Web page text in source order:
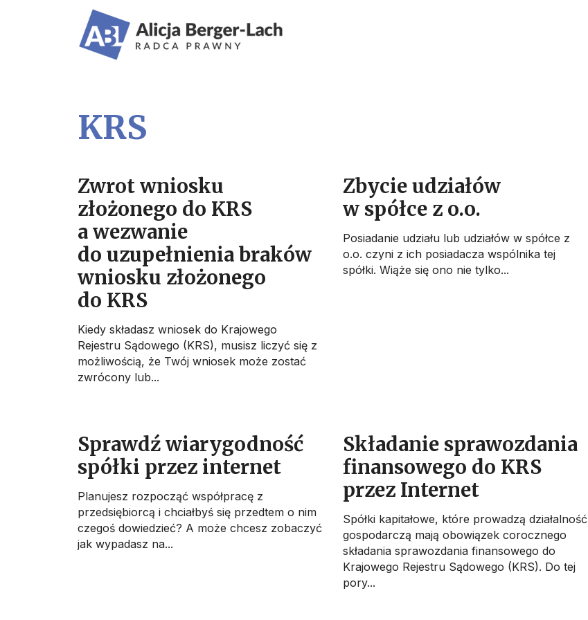
KRS
Zwrot wniosku
złożonego do KRS
a wezwanie
do uzupełnienia braków
wniosku złożonego
do KRS
Kiedy składasz wniosek do Krajowego
Rejestru Sądowego (KRS), musisz liczyć się z
możliwością, że Twój wniosek może zostać
zwrócony lub...
Zbycie udziałów
w spółce z o.o.
Posiadanie udziału lub udziałów w spółce z
o.o. czyni z ich posiadacza wspólnika tej
spółki. Wiąże się ono nie tylko...
Sprawdź wiarygodność
spółki przez internet
Planujesz rozpocząć współpracę z
przedsiębiorcą i chciałbyś się przedtem o nim
czegoś dowiedzieć? A może chcesz zobaczyć
jak wypadasz na...
Składanie sprawozdania
finansowego do KRS
przez Internet
Spółki kapitałowe, które prowadzą działalność
gospodarczą mają obowiązek corocznego
składania sprawozdania finansowego do
Krajowego Rejestru Sądowego (KRS). Do tej
pory...